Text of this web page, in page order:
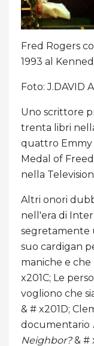
Fred Rogers
1993 al
Foto: J.DAVID
Uno scrittore
trenta libri
quattro Emmy
Medal of
nella
Altri onori
nell'era di
segretamente
suo cardigan
maniche e che
x201C; Le
vogliono che
& # x201D;
documentario
Neighbor?& #